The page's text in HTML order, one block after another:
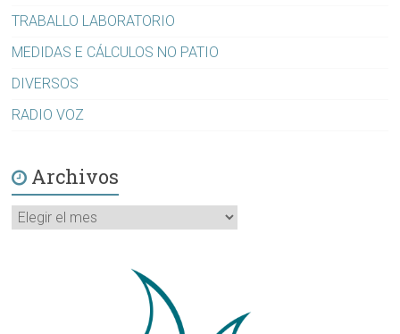
TRABALLO LABORATORIO
MEDIDAS E CÁLCULOS NO PATIO
DIVERSOS
RADIO VOZ
Archivos
Archivos